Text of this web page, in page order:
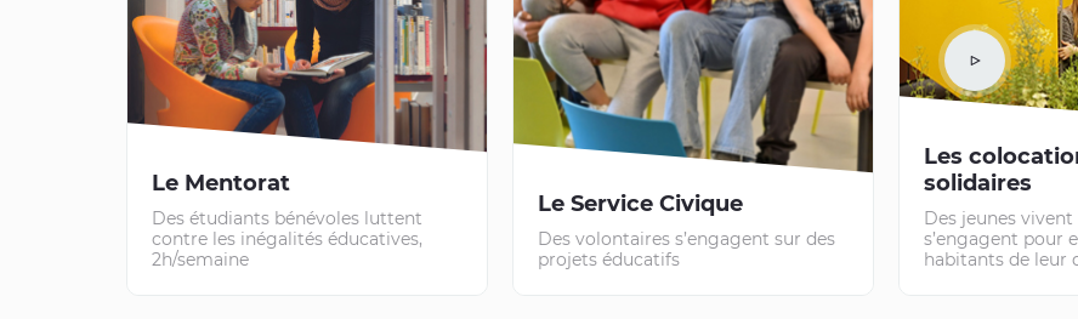
Le Mentorat
Des étudiants bénévoles luttent
contre les inégalités éducatives,
2h/semaine
Le Service Civique
Des volontaires s’engagent sur des
projets éducatifs
Les
solidaires
Des jeunes vivent
s’engagent pour
habitants de leur